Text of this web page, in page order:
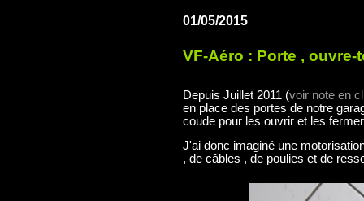
01/05/2015
VF-Aéro : Porte , ouvre-
Depuis Juillet 2011 (voir note en
en place des portes de notre
coude pour les ouvrir et les
J'ai donc imaginé une
, de câbles , de poulies et de